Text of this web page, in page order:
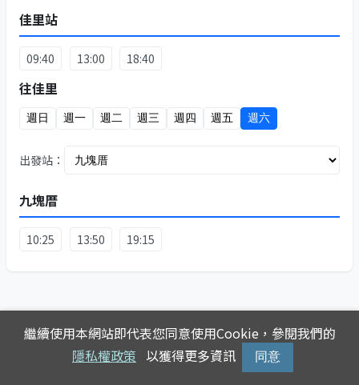
佳里站
09:40 13:00 18:40
往佳里
週日 週一 週二 週三 週四 週五 週六
出發站：
九塊厝
10:25 13:50 19:15
繼續使用本網站即代表您同意使用Cookie，參閱我們的
隱私權政策 以獲得更多資訊 同意